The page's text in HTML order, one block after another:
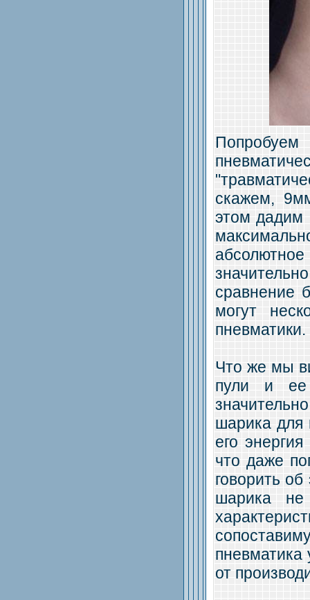
скажем,
этом дадим
сравнение
могут
пневматики.
Что же мы
пули и ее
шарика для
его
что даже
говорить
шарика
пневматика
от